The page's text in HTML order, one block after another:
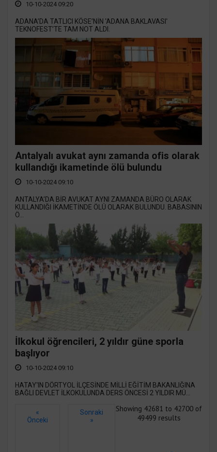
10-10-2024 09:20
ADANA’DA TATLICI KÖSE’NİN 'ADANA BAKLAVASI'
TEKNOFEST’TE TAM NOT ALDI.
Antalyalı avukat aynı zamanda ofis olarak
kullandığı ikametinde ölü bulundu
10-10-2024 09:10
ANTALYA’DA BİR AVUKAT AYNI ZAMANDA BÜRO OLARAK
KULLANDIĞI İKAMETİNDE ÖLÜ OLARAK BULUNDU. BABASININ
Ö...
İlkokul öğrencileri, 2 yıldır güne sporla
başlıyor
10-10-2024 09:10
HATAY'IN DÖRTYOL İLÇESİNDE MİLLİ EĞİTİM BAKANLIĞINA
BAĞLI DEVLET İLKOKULUNDA DERS ÖNCESİ 2 YILDIR MÜ...
«
Önceki
Sonraki
»
Showing 42681 to 42700of
49499 results